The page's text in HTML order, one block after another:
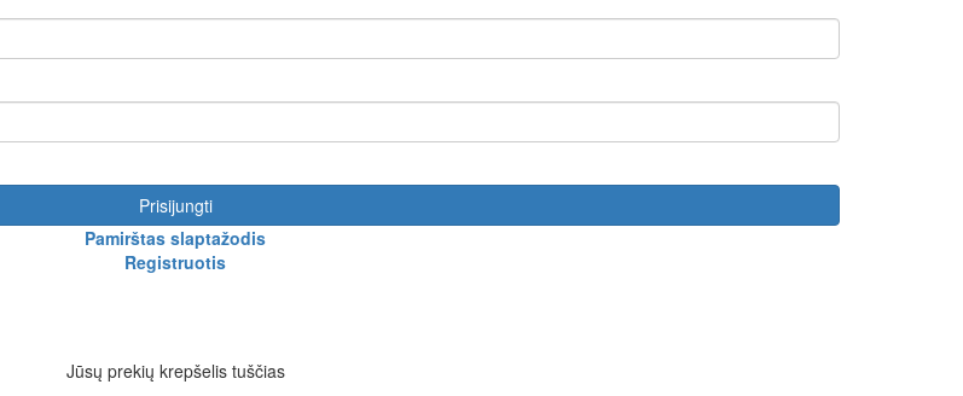
Prisijungti
Pamirštas slaptažodis
Registruotis
Jūsų prekių krepšelis tuščias